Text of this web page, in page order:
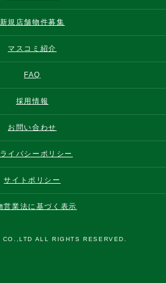
新規店舗物件募集
マスコミ紹介
FAQ
採用情報
お問い合わせ
イバシーポリシー
サイトポリシー
営業法に基づく表示
ALL RIGHTS RESERVED.